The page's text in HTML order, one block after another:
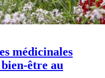
médicinales
être au